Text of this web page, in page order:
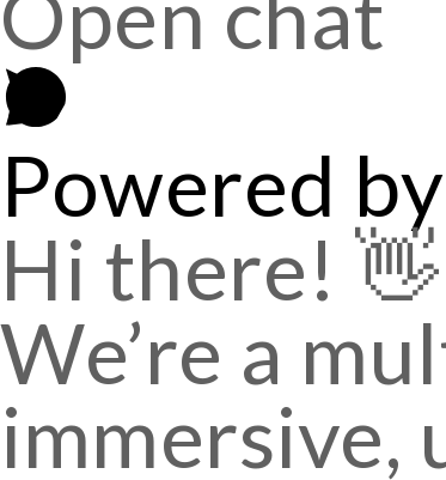
Powered by
Hi there!
We’re a
immersive,